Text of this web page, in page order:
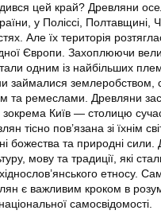
цей край? Древляни
у Поліссі, Полтавщині,
Але їх територія
Європи. Захоплюючи
одним із найбільших
займалися землеробством,
та ремеслами. Древляни
Київ — столицю
тісно пов’язана зі їхнім
божества та природні
мову та традиції, які
етносу.
є важливим кроком в
самосвідомості.